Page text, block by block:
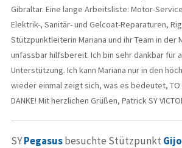
Gibraltar. Eine lange Arbeitsliste: Motor-
Elektrik-, Sanitär- und Gelcoat-Reparaturen,
Stützpunktleiterin Mariana und ihr Team in der
unfassbar hilfsbereit. Ich bin sehr dankbar für
Unterstützung. Ich kann Mariana nur in den
wieder einmal zeigt sich, was es bedeutet, TO
DANKE! Mit herzlichen Grüßen, Patrick SY
SYPegasusbesuchte Stützpunkt